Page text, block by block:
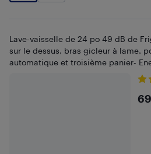
Lave-vaisselle de 24 po 49 dB de
sur le dessus, bras gicleur à lame,
automatique et troisième panier-